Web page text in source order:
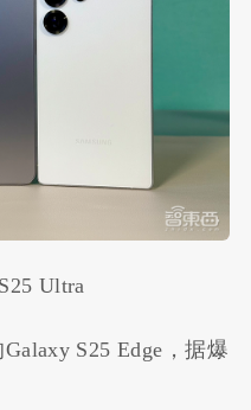
Ultra
S25 Edge，据爆